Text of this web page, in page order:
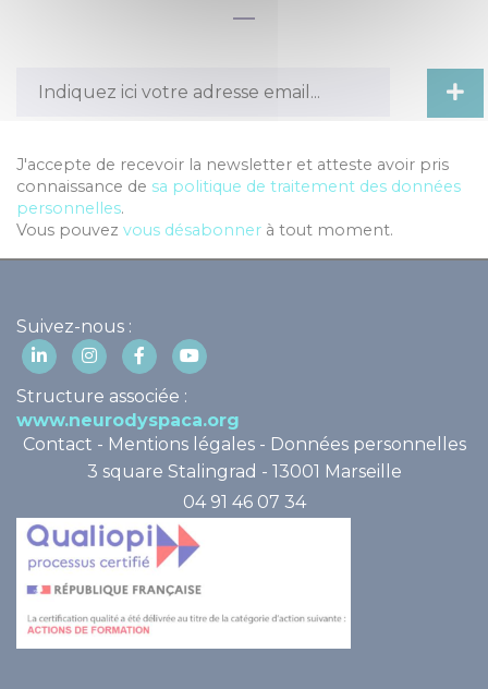
J'accepte de recevoir la newsletter et atteste avoir pris
connaissance de sa politique de traitement des données
personnelles.
Vous pouvez vous désabonner à tout moment.
Suivez-nous :
Structure associée :
www.neurodyspaca.org
Contact - Mentions légales- Données personnelles
3 square Stalingrad - 13001 Marseille
04 91 46 07 34